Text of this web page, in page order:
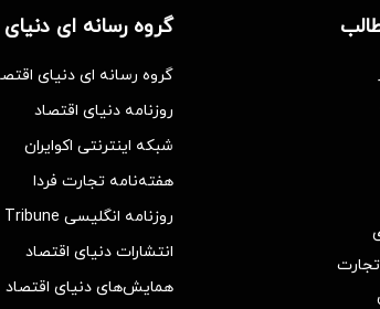
تجارت
گروه رسانه ای
گروه رسانه ای دنیای
روزنامه دنیای اقتصاد
شبکه اینترنتی اکوایران
هفته‌نامه تجارت فردا
روزنامه انگلیسی Financial Tribune
انتشارات دنیای اقتصاد
همایش‌های دنیای اقتصاد